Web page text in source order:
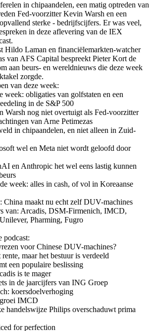
in chipaandelen, een matig optreden van
Fed-voorzitter Kevin Warsh en een
sterke - bedrijfscijfers. Er was veel,
in deze aflevering van de IEX
Hildo Laman en financiëlemarkten-watcher
van AFS Capital bespreekt Pieter Kort de
aan beurs- en wereldnieuws die deze week
zorgde.
van deze week:
week: obligaties van golfstaten en een
in de S&P 500
Warsh nog niet overtuigt als Fed-voorzitter
van Arne Petimezas
in chipaandelen, en niet alleen in Zuid-
wel en Meta niet wordt geloofd door
en Anthropic het wel eens lastig kunnen
week: alles in cash, of vol in Koreaanse
maakt nu echt zelf DUV-machines
van: Arcadis, DSM-Firmenich, IMCD,
Pharming, Fugro
podcast:
voor Chinese DUV-machines?
maar het bestuur is verdeeld
een populaire beslissing
is te mager
in de jaarcijfers van ING Groep
koersdoelverhoging
IMCD
handelswijze Philips overschaduwt prima
for perfection